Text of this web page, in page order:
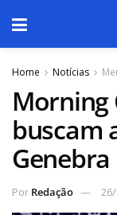
Home Notícias
Morning
buscam
Genebra
Por Redação